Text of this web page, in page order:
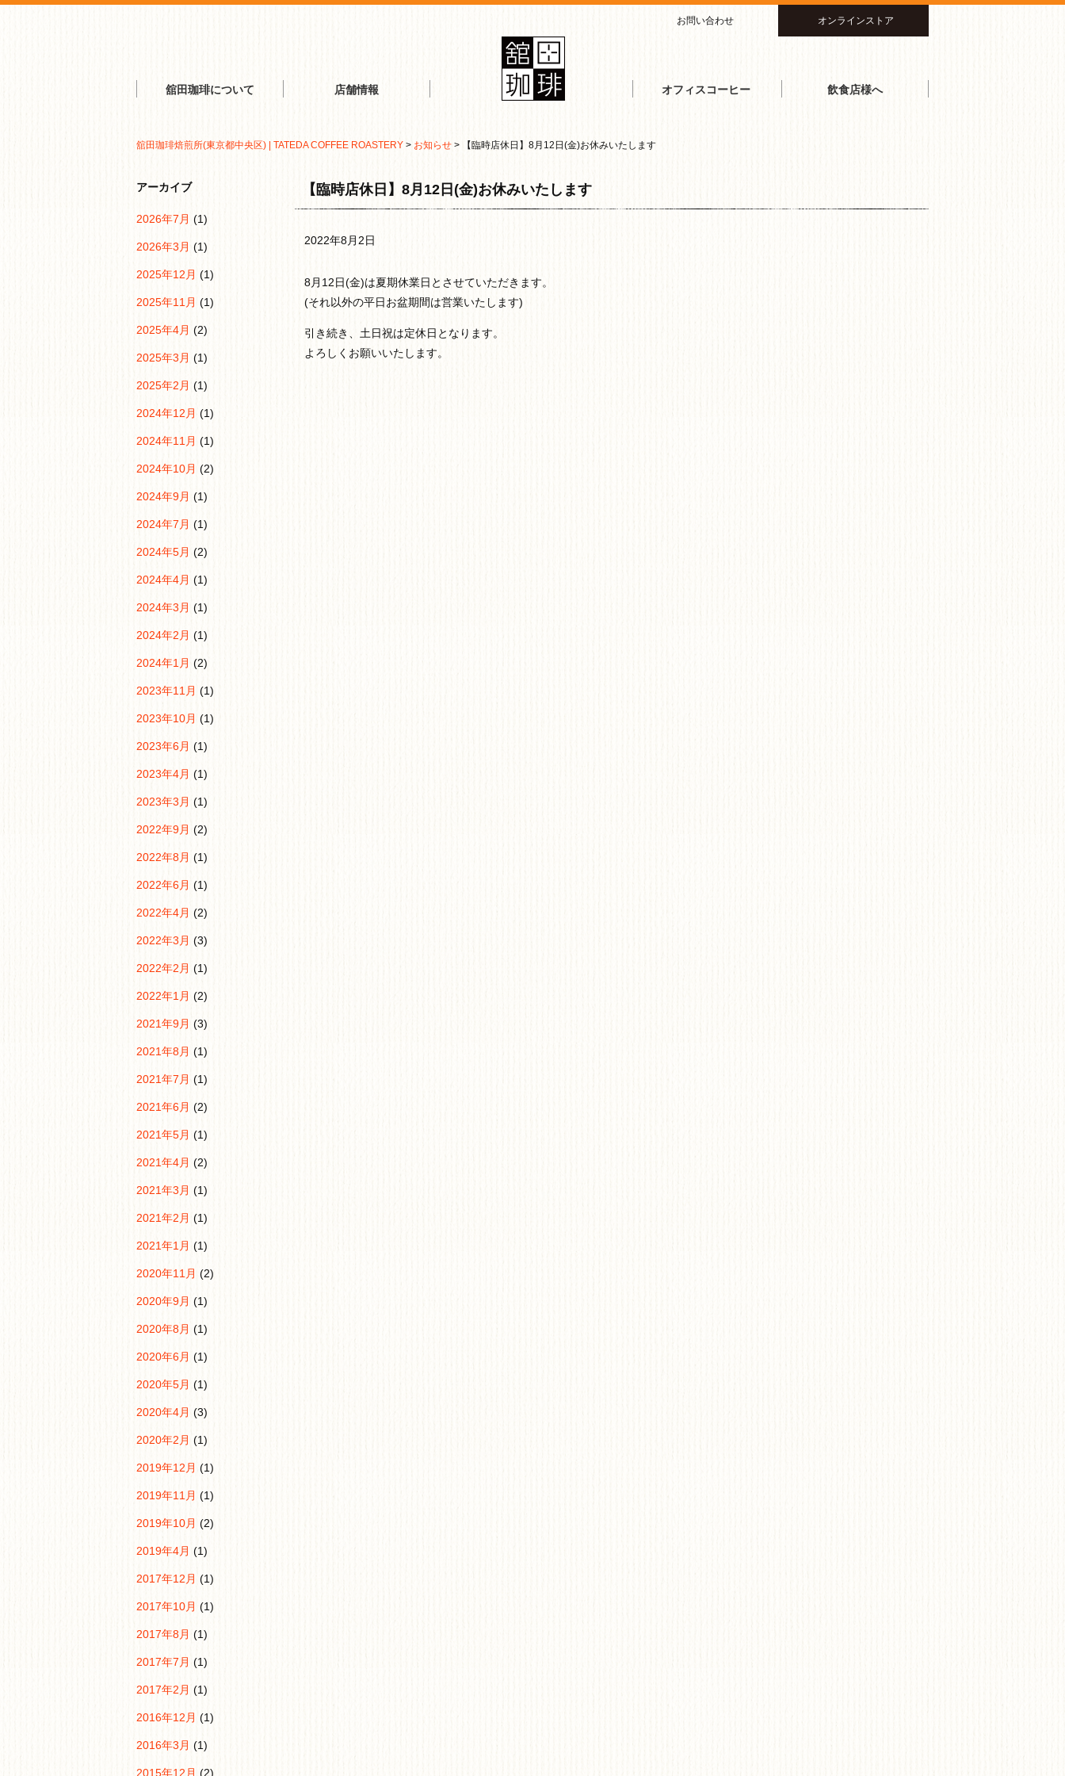
お問い合わせ オンラインストア
舘田珈琲について 店舗情報 オフィスコーヒー 飲食店様へ
舘田珈琲焙煎所(東京都中央区) | TATEDA COFFEE ROASTERY > お知らせ > 【臨時店休日】8月12日(金)お休みいたします
【臨時店休日】8月12日(金)お休みいたします
2022年8月2日
8月12日(金)は夏期休業日とさせていただきます。
(それ以外の平日お盆期間は営業いたします)
引き続き、土日祝は定休日となります。
よろしくお願いいたします。
アーカイブ
2026年7月 (1)
2026年3月 (1)
2025年12月 (1)
2025年11月 (1)
2025年4月 (2)
2025年3月 (1)
2025年2月 (1)
2024年12月 (1)
2024年11月 (1)
2024年10月 (2)
2024年9月 (1)
2024年7月 (1)
2024年5月 (2)
2024年4月 (1)
2024年3月 (1)
2024年2月 (1)
2024年1月 (2)
2023年11月 (1)
2023年10月 (1)
2023年6月 (1)
2023年4月 (1)
2023年3月 (1)
2022年9月 (2)
2022年8月 (1)
2022年6月 (1)
2022年4月 (2)
2022年3月 (3)
2022年2月 (1)
2022年1月 (2)
2021年9月 (3)
2021年8月 (1)
2021年7月 (1)
2021年6月 (2)
2021年5月 (1)
2021年4月 (2)
2021年3月 (1)
2021年2月 (1)
2021年1月 (1)
2020年11月 (2)
2020年9月 (1)
2020年8月 (1)
2020年6月 (1)
2020年5月 (1)
2020年4月 (3)
2020年2月 (1)
2019年12月 (1)
2019年11月 (1)
2019年10月 (2)
2019年4月 (1)
2017年12月 (1)
2017年10月 (1)
2017年8月 (1)
2017年7月 (1)
2017年2月 (1)
2016年12月 (1)
2016年3月 (1)
2015年12月 (2)